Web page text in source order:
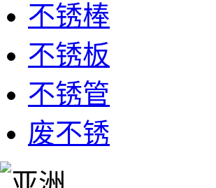
不锈棒
不锈板
不锈管
废不锈